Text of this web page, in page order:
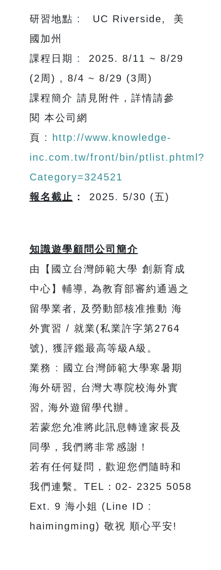
研習地點 : UC Riverside, 美
國加州
課程日期 : 2025. 8/11 ~ 8/29
(2周) , 8/4 ~ 8/29 (3周)
課程簡介 請見附件，詳情請參
閱 本公司網
頁 :
http://www.knowledge-
inc.com.tw/front/bin/ptlist.phtml?
Category=324521
報名截止 : 2025. 5/30 (五)
知識遊學顧問公司簡介
由【國立台灣師範大學 創新育成
中心】輔導, 為教育部審約通過之
留學業者, 及勞動部核准推動 海
外實習 / 就業(私業許字第2764
號), 獲評鑑最高等級A級。
業務 : 國立台灣師範大學寒暑期
海外研習, 台灣大專院校海外實
習, 海外遊留學代辦。
若蒙您允准將此訊息轉達家長及
同學，我們將非常感謝！
若有任何疑問，歡迎您們隨時和
我們連繫。TEL：02- 2325 5058
Ext. 9 海小姐 (Line ID :
haimingming) 敬祝 順心平安!